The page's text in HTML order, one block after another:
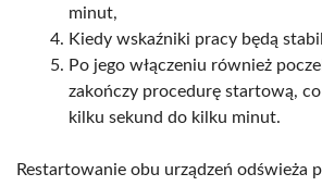
minut,
Kiedy wskaźniki pracy będą
Po jego włączeniu również
zakończy procedurę startową, co
kilku sekund do kilku minut.
Restartowanie obu urządzeń odświeża